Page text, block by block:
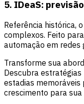
5. IDeaS:
Referência histórica,
complexos. Feito
automação em redes
Transforme sua
Descubra
estadias
crescimento para